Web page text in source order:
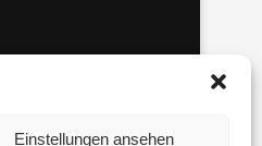
Einstellungen ansehen